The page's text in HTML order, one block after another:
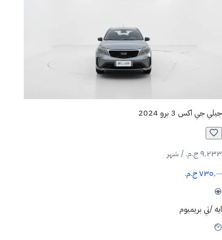
جيلي جي اكس 3 برو 2024
٩٬٢٣٣ ج.م.‏ / شهر
٧٣٥٬٠٠٠ ج.م.‏
ايه /تي بريميوم